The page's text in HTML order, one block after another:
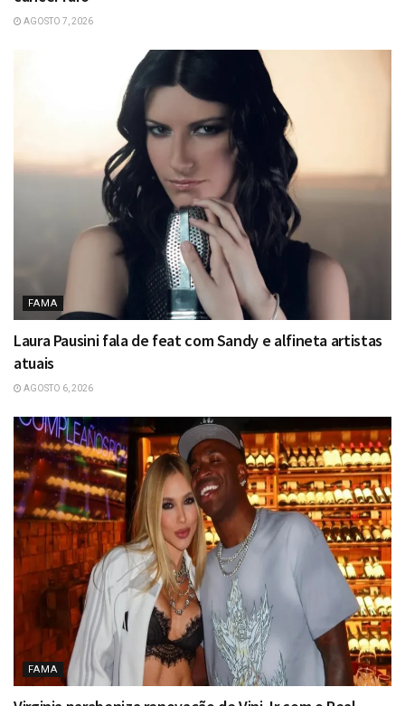
AGOSTO 7, 2026
FAMA
Laura Pausini fala de feat com Sandy e alfineta artistas
atuais
AGOSTO 6, 2026
FAMA